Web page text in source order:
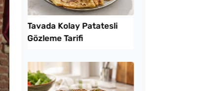
Sendeyim
Tarifi Bardak Un ile Tavada
Gözleme Tarifi